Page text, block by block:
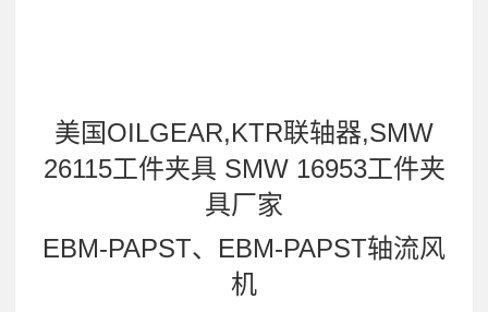
美国OILGEAR,KTR联轴器,SMW
26115工件夹具 SMW 16953工件夹
具厂家
EBM-PAPST、EBM-PAPST轴流风
机